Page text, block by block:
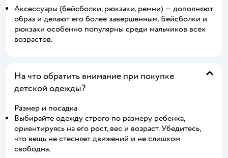
Аксессуары (бейсболки, рюкзаки, ремни) — дополняют
образ и делают его более завершенным. Бейсболки и
рюкзаки особенно популярны среди мальчиков всех
возрастов.
На что обратить внимание при покупке
детской одежды?
Размер и посадка
Выбирайте одежду строго по размеру ребенка,
ориентируясь на его рост, вес и возраст. Убедитесь,
что вещь не стесняет движений и не слишком
свободна.